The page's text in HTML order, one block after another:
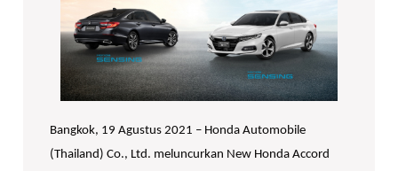
Bangkok, 19 Agustus 2021 – Honda Automobile
(Thailand) Co., Ltd. meluncurkan New Honda Accord